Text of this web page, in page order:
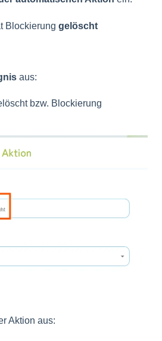
Blockierung gelöscht
aus:
bzw. Blockierung
Aktion aus: